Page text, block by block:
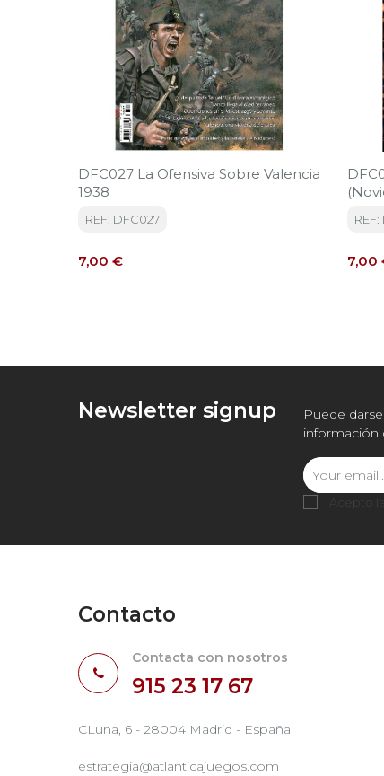
DFC027 La Ofensiva Sobre Valencia
1938
REF: DFC027
Precio
7,00 €
REF:
7,00
Newsletter signup
Puede
información
Acepto la
Contacto
Contacta con nosotros
915 23 17 67
CLuna, 6 - 28004 Madrid - España
estrategia@atlanticajuegos.com